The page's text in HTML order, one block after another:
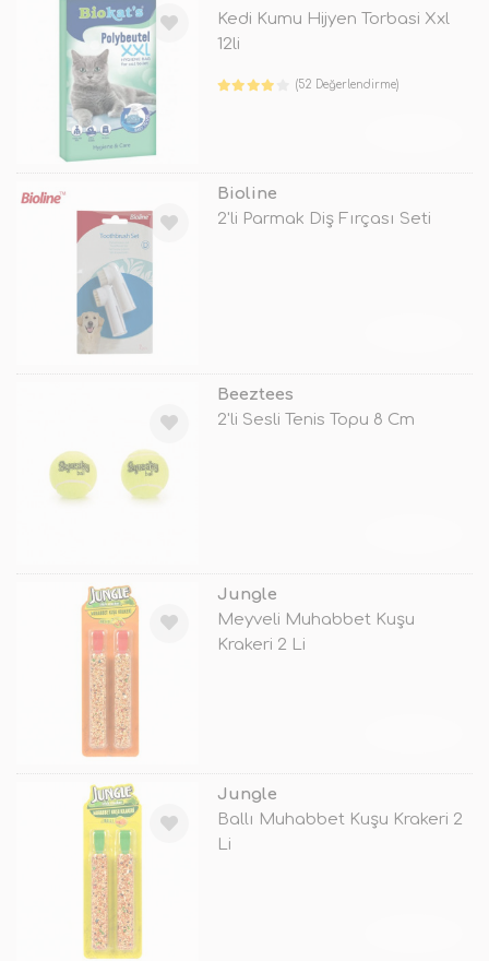
Kedi Kumu Hijyen Torbasi Xxl
12li
(52 Değerlendirme)
Bioline
2'li Parmak Diş Fırçası Seti
Beeztees
2'li Sesli Tenis Topu 8 Cm
Jungle
Meyveli Muhabbet Kuşu
Krakeri 2 Li
Jungle
Ballı Muhabbet Kuşu Krakeri 2
Li